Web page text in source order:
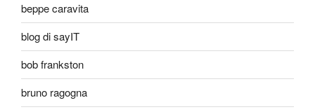
beppe caravita
blog di sayIT
bob frankston
bruno ragogna